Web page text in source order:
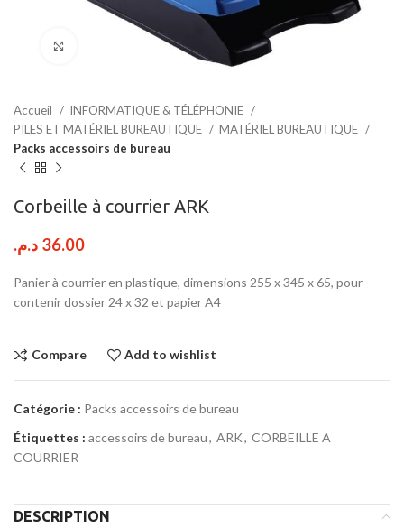
Click to enlarge
Accueil
INFORMATIQUE & TÉLÉPHONIE
PILES ET MATÉRIEL BUREAUTIQUE
MATÉRIEL BUREAUTIQUE
Packs accessoirs de bureau
Corbeille à courrier ARK
36.00 د.م.
Panier à courrier en plastique, dimensions 255 x 345 x 65, pour
contenir dossier 24 x 32 et papier A4
Compare Add to wishlist
Catégorie : Packs accessoirs de bureau
Étiquettes : accessoirs de bureau, ARK, CORBEILLE A
COURRIER
DESCRIPTION